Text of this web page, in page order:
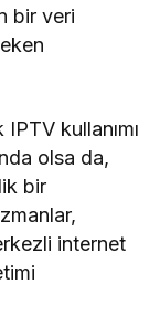
bir veri
kullanımı
olsa da,
bir
internet